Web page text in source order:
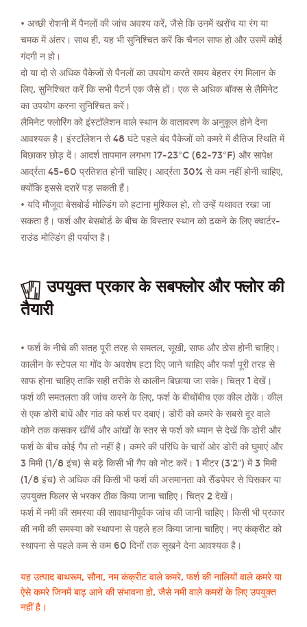
• अच्छी रोशनी में पैनलों की जांच अवश्य करें, जैसे कि उनमें खरोंच या रंग या
चमक में अंतर। साथ ही, यह भी सुनिश्चित करें कि चैनल साफ हो और उसमें कोई
गंदगी न हो।
दो या दो से अधिक पैकेजों से पैनलों का उपयोग करते समय बेहतर रंग मिलान के
लिए, सुनिश्चित करें कि सभी पैटर्न एक जैसे हों। एक से अधिक बॉक्स से लैमिनेट
का उपयोग करना सुनिश्चित करें।
लैमिनेट फ्लोरिंग को इंस्टॉलेशन वाले स्थान के वातावरण के अनुकूल होने देना
आवश्यक है। इंस्टॉलेशन से 48 घंटे पहले बंद पैकेजों को कमरे में क्षैतिज स्थिति में
बिछाकर छोड़ दें। आदर्श तापमान लगभग 17-23°C (62-73°F) और सापेक्ष
आर्द्रता 45-60 प्रतिशत होनी चाहिए। आर्द्रता 30% से कम नहीं होनी चाहिए,
क्योंकि इससे दरारें पड़ सकती हैं।
• यदि मौजूदा बेसबोर्ड मोल्डिंग को हटाना मुश्किल हो, तो उन्हें यथावत रखा जा
सकता है। फर्श और बेसबोर्ड के बीच के विस्तार स्थान को ढकने के लिए क्वार्टर-
राउंड मोल्डिंग ही पर्याप्त है।
उपयुक्त प्रकार के सबफ्लोर और फ्लोर की
तैयारी
• फर्श के नीचे की सतह पूरी तरह से समतल, सूखी, साफ और ठोस होनी चाहिए।
कालीन के स्टेपल या गोंद के अवशेष हटा दिए जाने चाहिए और फर्श पूरी तरह से
साफ होना चाहिए ताकि सही तरीके से कालीन बिछाया जा सके। चित्र 1 देखें।
फर्श की समतलता की जांच करने के लिए, फर्श के बीचोंबीच एक कील ठोकें। कील
से एक डोरी बांधें और गांठ को फर्श पर दबाएं। डोरी को कमरे के सबसे दूर वाले
कोने तक कसकर खींचें और आंखों के स्तर से फर्श को ध्यान से देखें कि डोरी और
फर्श के बीच कोई गैप तो नहीं है। कमरे की परिधि के चारों ओर डोरी को घुमाएं और
3 मिमी (1/8 इंच) से बड़े किसी भी गैप को नोट करें। 1 मीटर (3'2") में 3 मिमी
(1/8 इंच) से अधिक की किसी भी फर्श की असमानता को सैंडपेपर से घिसकर या
उपयुक्त फिलर से भरकर ठीक किया जाना चाहिए। चित्र 2 देखें।
फर्श में नमी की समस्या की सावधानीपूर्वक जांच की जानी चाहिए। किसी भी प्रकार
की नमी की समस्या को स्थापना से पहले हल किया जाना चाहिए। नए कंक्रीट को
स्थापना से पहले कम से कम 60 दिनों तक सूखने देना आवश्यक है।
यह उत्पाद बाथरूम, सौना, नम कंक्रीट वाले कमरे, फर्श की नालियों वाले कमरे या
ऐसे कमरे जिनमें बाढ़ आने की संभावना हो, जैसे नमी वाले कमरों के लिए उपयुक्त
नहीं है।